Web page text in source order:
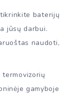
baterijų
jūsų darbui.
naudoti,
gamyboje